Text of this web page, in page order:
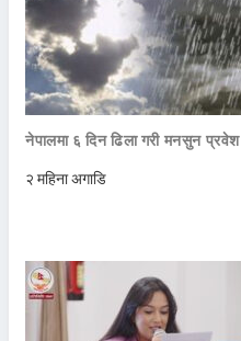
नेपालमा ६ दिन ढिला गरी मनसुन प्रवेश
२ महिना अगाडि